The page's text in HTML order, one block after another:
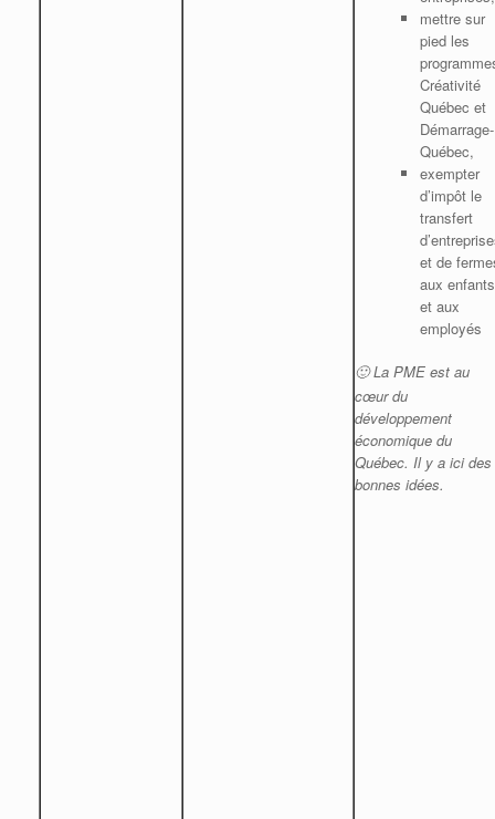
mettre sur
pied les
Créativité
Québec et
Démarrage-
Québec,
exempter
d’impôt le
transfert
et de
aux enfants
et aux
employés
🙂La PME est au
cœur du
développement
économique du
Québec. Il y a ici des
bonnes idées.